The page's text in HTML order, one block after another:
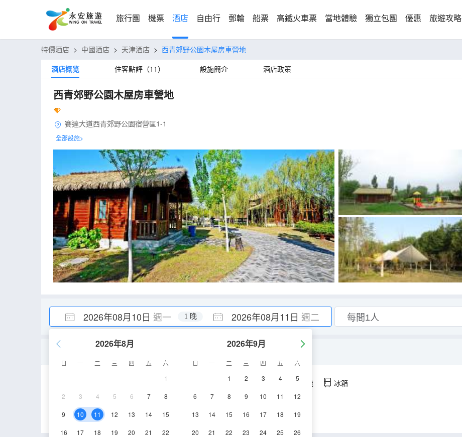
旅行團 機票 酒店 自由行 郵輪 船票 高鐵火車票 當地體驗 獨立包團 優惠 旅遊攻略
特價酒店 > 中國酒店 > 天津酒店 > 西青郊野公園木屋房車營地
酒店概览
住客點評（11） 設施簡介 酒店政策
西青郊野公園木屋房車營地
賽達大道西青郊野公園宿營區1-1
全部設施>
2026年08月10日 週一 2026年08月11日 週二
1 晚
2026年8月
日 一 二 三 四 五
六
1
2 3 4 5 6 7 8
9 10 11 12 13 14 15
16 17 18 19 20 21 22
2026年9月
日 一 二 三 四 五
六
1
2 3 4 5
6 7 8 9 10 11 12
13 14 15 16 17 18 19
20 21 22 23 24 25 26
40-50㎡ 空調 淋浴 電視機 冰箱